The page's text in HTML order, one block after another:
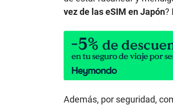
vez de las eSIM en Japón?
Además, por seguridad,